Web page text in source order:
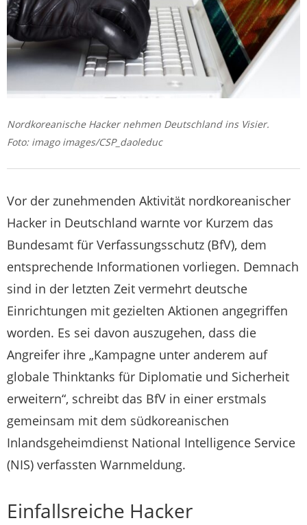
Nordkoreanische Hacker nehmen Deutschland ins Visier.
Foto: imago images/CSP_daoleduc
Vor der zunehmenden Aktivität nordkoreanischer
Hacker in Deutschland warnte vor Kurzem das
Bundesamt für Verfassungsschutz (BfV), dem
entsprechende Informationen vorliegen. Demnach
sind in der letzten Zeit vermehrt deutsche
Einrichtungen mit gezielten Aktionen angegriffen
worden. Es sei davon auszugehen, dass die
Angreifer ihre „Kampagne unter anderem auf
globale Thinktanks für Diplomatie und Sicherheit
erweitern“, schreibt das BfV in einer erstmals
gemeinsam mit dem südkoreanischen
Inlandsgeheimdienst National Intelligence Service
(NIS) verfassten Warnmeldung.
Einfallsreiche Hacker